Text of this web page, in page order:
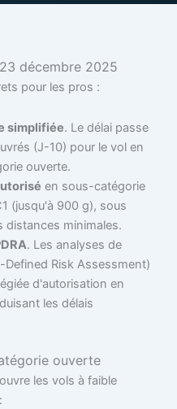
décembre 2025
pour les pros :
simplifiée. Le délai passe
(J-10) pour le vol en
ouverte.
en sous-catégorie
(jusqu'à 900 g), sous
distances minimales.
. Les analyses de
Risk Assessment)
d'autorisation en
les délais
ouverte
les vols à faible